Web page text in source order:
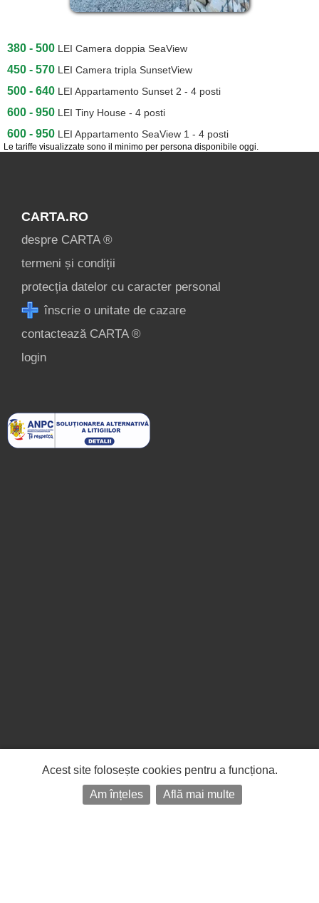
Le tariffe visualizzate sono il minimo per persona disponibile oggi.
380 - 500 LEI Camera doppia SeaView
450 - 570 LEI Camera tripla SunsetView
500 - 640 LEI Appartamento Sunset 2 - 4 posti
600 - 950 LEI Tiny House - 4 posti
600 - 950 LEI Appartamento SeaView 1 - 4 posti
[14 offers a 36.6 km]
Năvodari
[5 offers a 45 km]
Corbu
[4 offers a 52.5 km]
despre C A R T A ®
termeni și condiții
contact
login
CARTA.RO
despre CARTA ®
termeni și condiții
protecția datelor cu caracter personal
înscrie o unitate de cazare
contactează CARTA ®
login
Acest site folosește cookies pentru a funcționa.
Am înțeles
Află mai multe